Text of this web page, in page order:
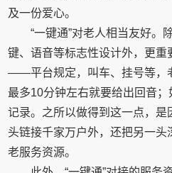
及一份爱心。
“一键通”对老人相当友好。
键、语音等标志性设计外，更重
——平台规定，叫车、挂号等，
最多10分钟左右就要给出回音
记录。之所以做得到这一点，是
头链接千家万户外，还把另一
老服务资源。